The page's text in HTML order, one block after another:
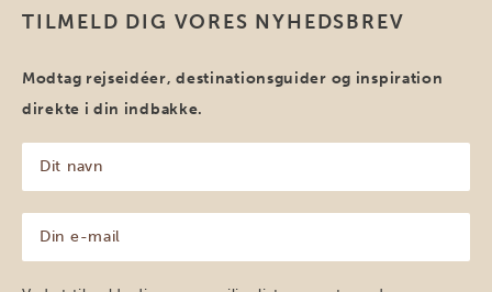
TILMELD DIG VORES NYHEDSBREV
Modtag rejseidéer, destinationsguider og inspiration
direkte i din indbakke.
navn
(Påkrævet)
mail
(Påkrævet)